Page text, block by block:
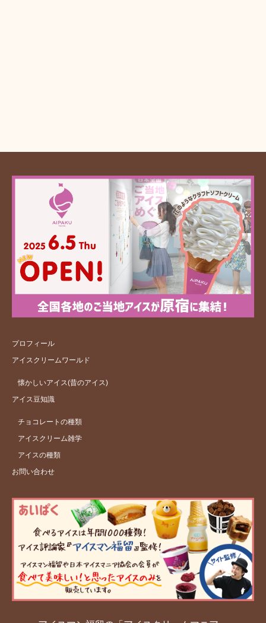
プロフィール
アイスクリームワールド
懐かしいアイス(昔のアイス)
アイス豆知識
チョコレートの種類
アイスクリーム雑学
アイスの種類
お問い合わせ